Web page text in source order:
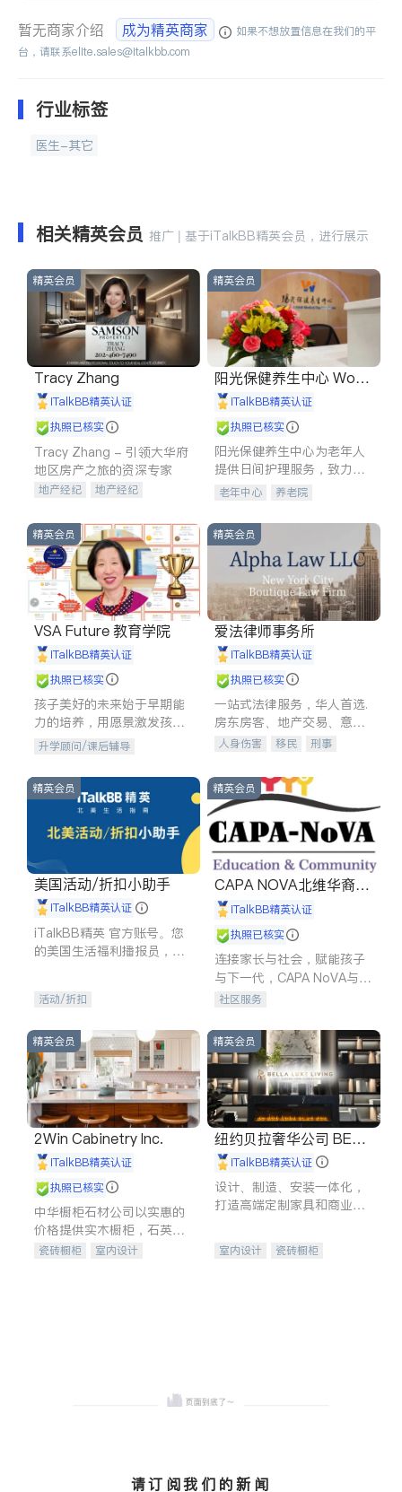
暂无商家介绍 成为精英商家
如果不想放置信息在我们的平
台，请联系elite.sales@italkbb.com
行业标签
医生-其它
相关精英会员 推广 | 基于iTalkBB精英会员，进行展示
精英会员
Tracy Zhang
iTalkBB精英认证
执照已核实
Tracy Zhang - 引领大华府
地区房产之旅的资深专家
地产经纪
地产经纪
商铺租售
开发商建商
精英会员
阳光保健养生中心 World
shine
iTalkBB精英认证
执照已核实
阳光保健养生中心为老年人
提供日间护理服务，致力于
通过持续的护理创新来有效
老年中心 养老院
精英会员
VSA Future 教育学院
iTalkBB精英认证
执照已核实
孩子美好的未来始于早期能
力的培养，用愿景激发孩子
的学习潜力和动力。理念：
拥有成长型心态是成功的基
石。
升学顾问/课后辅导
精英会员
爱法律师事务所
iTalkBB精英认证
执照已核实
一站式法律服务，华人首选.
房东房客、地产交易、意外
伤害、车祸重伤、商业诉
建筑合同、刑事案件全包办
人身伤害 移民
刑事
信托/遗嘱
商业
索赔
律师-其它 保释
精英会员
美国活动/折扣小助手
iTalkBB精英认证
iTalkBB精英 官方账号。您
的美国生活福利播报员，精
专属福利。
活动/折扣
精英会员
CAPA NOVA北维华裔家
长会iTalkBB精英认证
执照已核实
连接家长与社会，赋能孩子
与下一代，CAPA NoVA与您
携手建设包容、公平、充满
社区服务
精英会员
2Win Cabinetry Inc.
iTalkBB精英认证
执照已核实
中华橱柜石材公司以实惠的
价格提供实木橱柜，石英石
台面，多种优质不锈钢水
瓷砖橱柜
室内设计
精英会员
纽约贝拉奢华公司 BELL
A LUXE
iTalkBB精英认证
设计、制造、安装一体化，
打造高端定制家具和商业空
室内设计
瓷砖橱柜
请订阅我们的新闻